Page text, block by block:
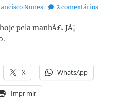
Nunes 2 comentários
pela manhÃ£. JÃ¡
X WhatsApp
Imprimir